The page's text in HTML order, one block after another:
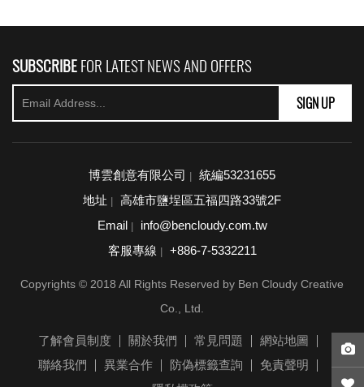
SUBSCRIBEFOR LATEST NEWS AND OFFERS
SIGN UP
博雲創意有限公司
統編53231655
地址
高雄市鹽埕區五福四路33號2F
Email
info@bencloudy.com.tw
客服專線
+886-7-5332211
Copyrights © 2018 All Rights Reserved by Ben Cloudy Creative
Co., Ltd.
了解會員制度 關於我們 常見問題
網站地圖
聯絡我們
異業合作 防偽標籤查詢
免責聲明